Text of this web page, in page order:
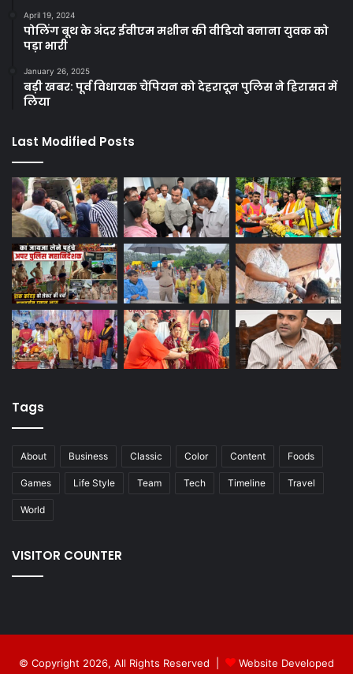
April 19, 2024
पोलिंग बूथ के अंदर ईवीएम मशीन की वीडियो बनाना युवक को
पड़ा भारी
January 26, 2025
बड़ी खबर: पूर्व विधायक चैंपियन को देहरादून पुलिस ने हिरासत में
लिया
Last Modified Posts
Tags
About Business Classic Color Content Foods
Games Life Style Team Tech Timeline Travel
World
VISITOR COUNTER
© Copyright 2026, All Rights Reserved | Website Developed